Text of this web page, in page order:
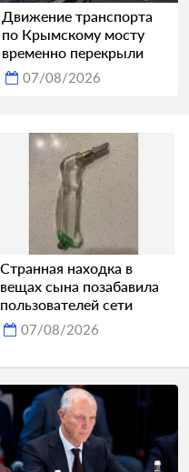
Движение транспорта
по Крымскому мосту
временно перекрыли
07/08/2026
Странная находка в
вещах сына позабавила
пользователей сети
07/08/2026